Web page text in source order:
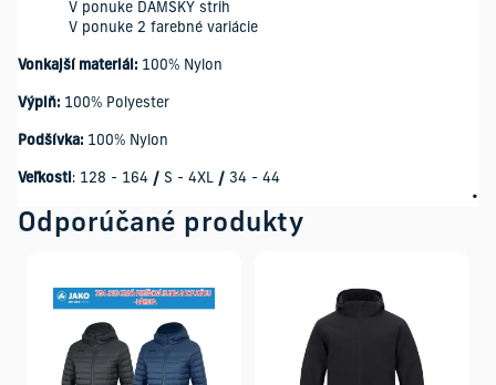
V ponuke DÁMSKY strih
V ponuke 2 farebné variácie
Vonkajší materiál: 100% Nylon
Výplň: 100% Polyester
Podšívka: 100% Nylon
Veľkosti : 128 - 164 / S - 4XL / 34 - 44
Odporúčané produkty